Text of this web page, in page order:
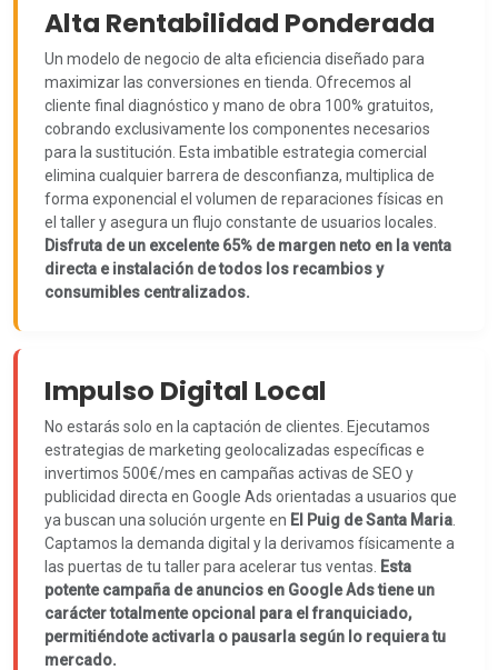
Alta Rentabilidad Ponderada
Un modelo de negocio de alta eficiencia diseñado para
maximizar las conversiones en tienda. Ofrecemos al
cliente final diagnóstico y mano de obra 100% gratuitos,
cobrando exclusivamente los componentes necesarios
para la sustitución. Esta imbatible estrategia comercial
elimina cualquier barrera de desconfianza, multiplica de
forma exponencial el volumen de reparaciones físicas en
el taller y asegura un flujo constante de usuarios locales.
Disfruta de un excelente 65% de margen neto en la venta
directa e instalación de todos los recambios y
consumibles centralizados.
Impulso Digital Local
No estarás solo en la captación de clientes. Ejecutamos
estrategias de marketing geolocalizadas específicas e
invertimos 500€/mes en campañas activas de SEO y
publicidad directa en Google Ads orientadas a usuarios que
ya buscan una solución urgente en El Puig de Santa Maria
Captamos la demanda digital y la derivamos físicamente a
las puertas de tu taller para acelerar tus ventas.
Esta
potente campaña de anuncios en Google Ads tiene un
carácter totalmente opcional para el franquiciado,
permitiéndote activarla o pausarla según lo requiera tu
mercado.